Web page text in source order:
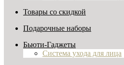
Товары со скидкой
Подарочные наборы
Бьюти-Гаджеты
Система ухода для лица